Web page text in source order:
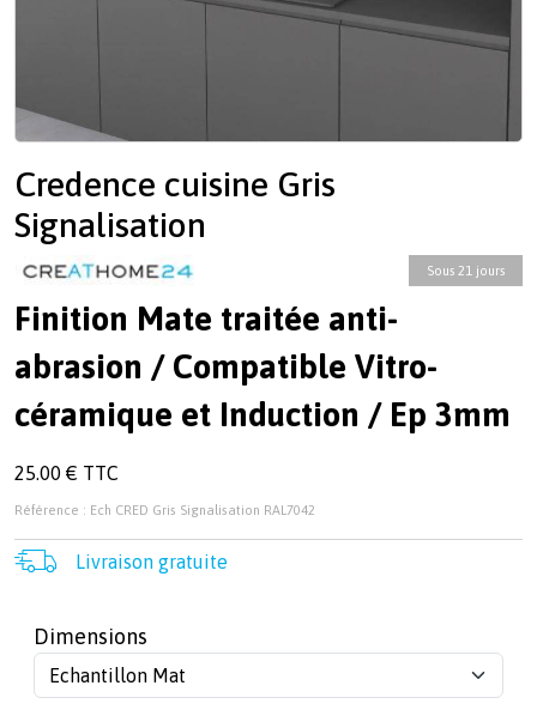
Credence cuisine Gris
Signalisation
Sous 21 jours
Finition Mate traitée anti-
abrasion / Compatible Vitro-
céramique et Induction / Ep 3mm
25.00 € TTC
Référence : Ech CRED Gris Signalisation RAL7042
Livraison gratuite
Dimensions